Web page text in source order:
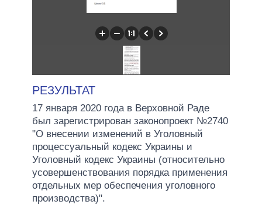
РЕЗУЛЬТАТ
17 января 2020 года в Верховной Раде
был зарегистрирован законопроект №2740
"О внесении изменений в Уголовный
процессуальный кодекс Украины и
Уголовный кодекс Украины (относительно
усовершенствования порядка применения
отдельных мер обеспечения уголовного
производства)".